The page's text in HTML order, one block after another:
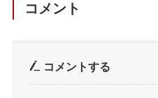
コメント
コメントする